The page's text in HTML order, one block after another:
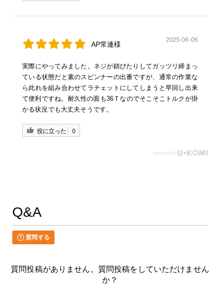
AP常連様
2025-06-06
実際にやってみました。ネジが錆びたりしてガッツリ締まっ
ている状態だと素のスピンナーの出番ですが、通常の作業な
ら此れを組み合わせてラチェットにしてしまうと早回し出来
て便利ですね。耐久性の面も36Ｔなのでそこそこトルクが掛
かる状況でも大丈夫そうです。
役に立った 0
Q&A
質問する
質問投稿がありません。質問投稿をしていただけません
か？